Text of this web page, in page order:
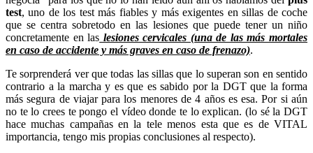
test, uno de los test más fiables y más exigentes en sillas de coche
que se centra sobretodo en las lesiones que puede tener un niño
concretamente en las lesiones cervicales (una de las más mortales
en caso de accidente y más graves en caso de frenazo).
Te sorprenderá ver que todas las sillas que lo superan son en sentido
contrario a la marcha y es que es sabido por la DGT que la forma
más segura de viajar para los menores de 4 años es esa. Por si aún
no te lo crees te pongo el vídeo donde te lo explican. (lo sé la DGT
hace muchas campañas en la tele menos esta que es de VITAL
importancia, tengo mis propias conclusiones al respecto).